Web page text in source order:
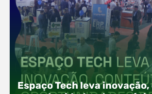
Com o objetivo de impulsionar a
presença digital e a gestão nas
Alto Vale, o Núcleo de Tecnologia
Espaço Tech leva